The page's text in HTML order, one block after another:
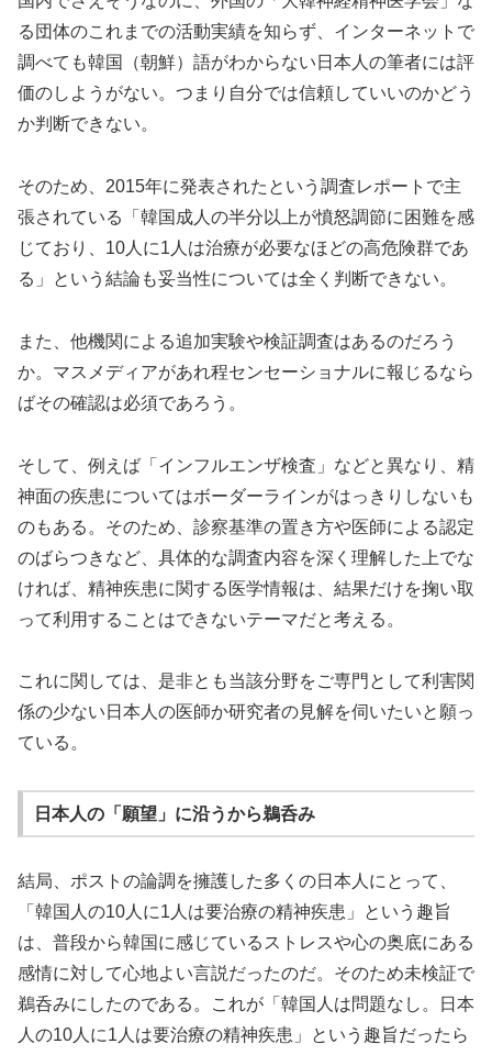
る団体のこれまでの活動実績を知らず、インターネットで
調べても韓国（朝鮮）語がわからない日本人の筆者には評
価のしようがない。つまり自分では信頼していいのかどう
か判断できない。
そのため、2015年に発表されたという調査レポートで主
張されている「韓国成人の半分以上が憤怒調節に困難を感
じており、10人に1人は治療が必要なほどの高危険群であ
る」という結論も妥当性については全く判断できない。
また、他機関による追加実験や検証調査はあるのだろう
か。マスメディアがあれ程センセーショナルに報じるなら
ばその確認は必須であろう。
そして、例えば「インフルエンザ検査」などと異なり、精
神面の疾患についてはボーダーラインがはっきりしないも
のもある。そのため、診察基準の置き方や医師による認定
のばらつきなど、具体的な調査内容を深く理解した上でな
ければ、精神疾患に関する医学情報は、結果だけを掬い取
って利用することはできないテーマだと考える。
これに関しては、是非とも当該分野をご専門として利害関
係の少ない日本人の医師か研究者の見解を伺いたいと願っ
ている。
日本人の「願望」に沿うから鵜呑み
結局、ポストの論調を擁護した多くの日本人にとって、
「韓国人の10人に1人は要治療の精神疾患」という趣旨
は、普段から韓国に感じているストレスや心の奥底にある
感情に対して心地よい言説だったのだ。そのため未検証で
鵜呑みにしたのである。これが「韓国人は問題なし。日本
人の10人に1人は要治療の精神疾患」という趣旨だったら